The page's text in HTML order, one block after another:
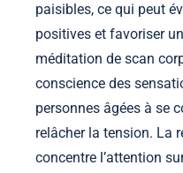
paisibles, ce qui peut
positives et favoriser
méditation de scan
conscience des
personnes âgées à se
relâcher la tension. La
concentre l’attention